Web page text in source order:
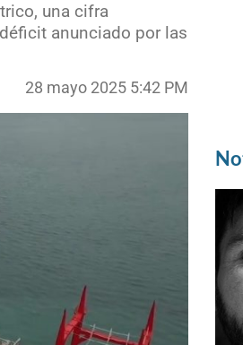
una cifra
anunciado por las
28 mayo 2025 5:42 PM